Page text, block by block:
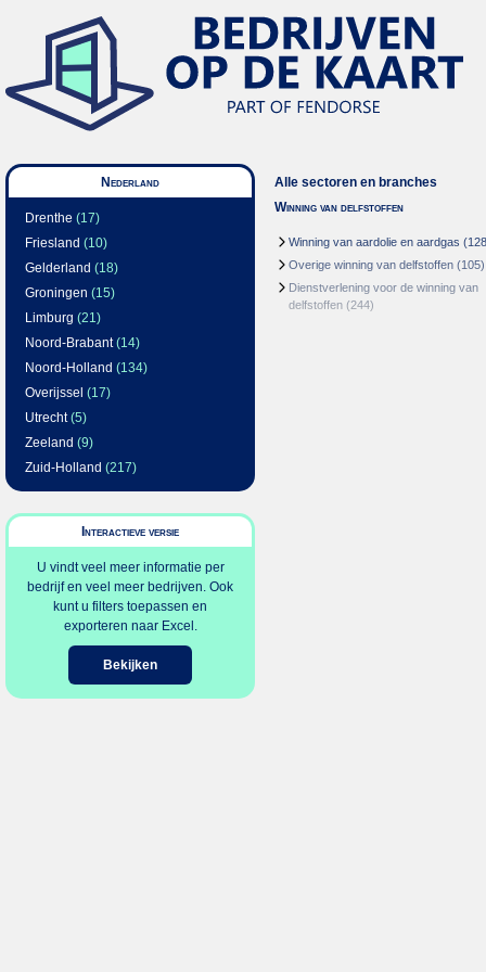
Nederland
Drenthe (17)
Friesland (10)
Gelderland (18)
Groningen (15)
Limburg (21)
Noord-Brabant(14)
Noord-Holland (134)
Overijssel (17)
Utrecht(5)
Zeeland (9)
Zuid-Holland (217)
Interactieve versie
U vindt veel meer informatie per
bedrijf en veel meer bedrijven. Ook
kunt u filters toepassen en
exporteren naar Excel.
Bekijken
Alle sectoren en branches
Winning van delfstoffen
Winning van aardolie en aardgas
Overige winning van delfstoffen (105)
Dienstverlening voor de winning van
delfstoffen (244)